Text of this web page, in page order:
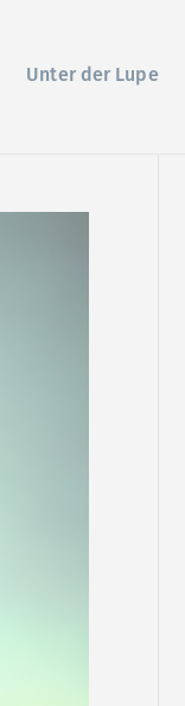
Unter der Lupe